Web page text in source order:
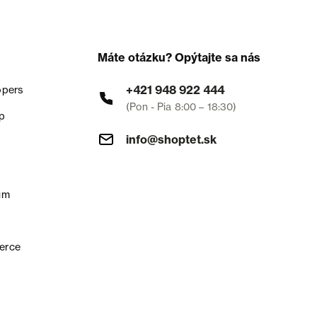
Máte otázku? Opýtajte sa nás
+421 948 922 444
(Pon - Pia 8:00 – 18:30)
info@shoptet.sk